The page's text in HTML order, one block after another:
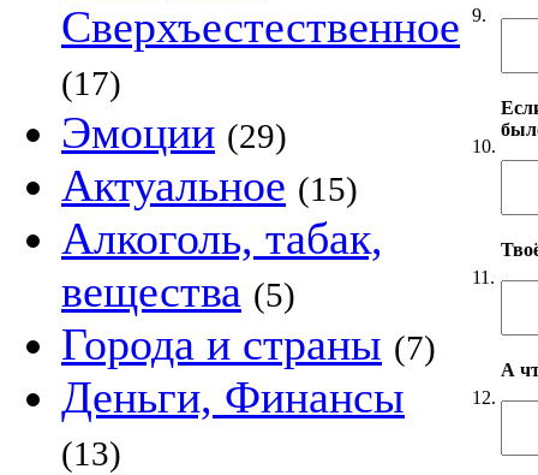
Сверхъестественное
(17)
Эмоции (29)
Актуальное (15)
Алкоголь, табак,
вещества (5)
Города и страны (7)
Деньги, Финансы
(13)
9.
10.
11.
12.
А